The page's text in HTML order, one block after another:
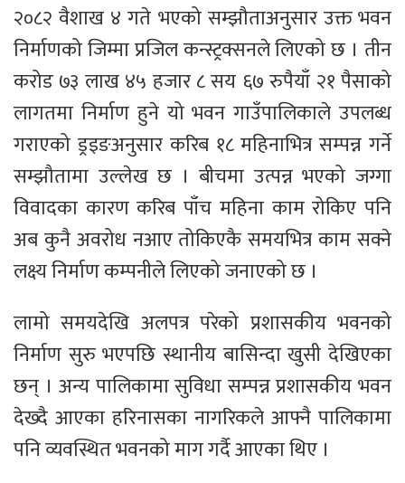
२०८२ वैशाख ४ गते भएको सम्झौताअनुसार उक्त भवन
निर्माणको जिम्मा प्रजिल कन्स्ट्रक्सनले लिएको छ । तीन
करोड ७३ लाख ४५ हजार ८ सय ६७ रुपैयाँ २१ पैसाको
लागतमा निर्माण हुने यो भवन गाउँपालिकाले उपलब्ध
गराएको ड्रइङअनुसार करिब १८ महिनाभित्र सम्पन्न गर्ने
सम्झौतामा उल्लेख छ । बीचमा उत्पन्न भएको जग्गा
विवादका कारण करिब पाँच महिना काम रोकिए पनि
अब कुनै अवरोध नआए तोकिएकै समयभित्र काम सक्ने
लक्ष्य निर्माण कम्पनीले लिएको जनाएको छ ।
लामो समयदेखि अलपत्र परेको प्रशासकीय भवनको
निर्माण सुरु भएपछि स्थानीय बासिन्दा खुसी देखिएका
छन् । अन्य पालिकामा सुविधा सम्पन्न प्रशासकीय भवन
देख्दै आएका हरिनासका नागरिकले आफ्नै पालिकामा
पनि व्यवस्थित भवनको माग गर्दै आएका थिए ।